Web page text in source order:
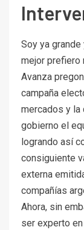
Soy ya
mejor prefiero
Avanza
campaña
mercados y la
gobierno el
logrando así
consiguiente
externa
compañías
Ahora, sin
ser experto